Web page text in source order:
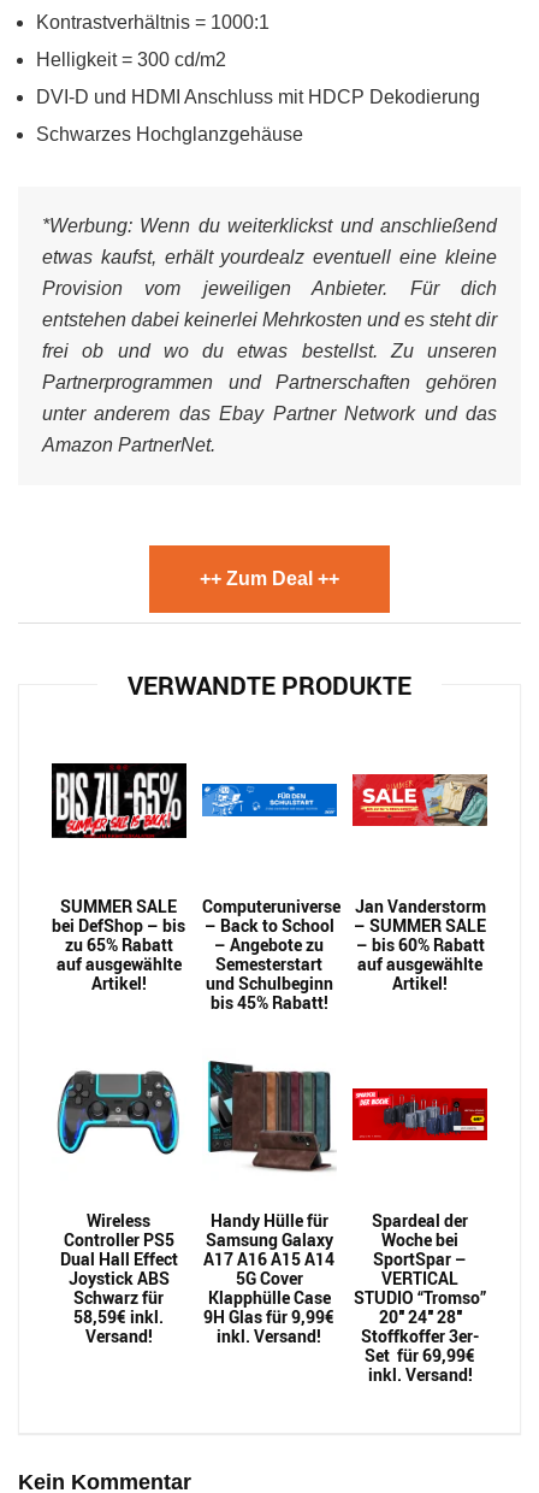
Kontrastverhältnis = 1000:1
Helligkeit = 300 cd/m2
DVI-D und HDMI Anschluss mit HDCP Dekodierung
Schwarzes Hochglanzgehäuse
*Werbung: Wenn du weiterklickst und anschließend
etwas kaufst, erhält yourdealz eventuell eine kleine
Provision vom jeweiligen Anbieter. Für dich
entstehen dabei keinerlei Mehrkosten und es steht dir
frei ob und wo du etwas bestellst. Zu unseren
Partnerprogrammen und Partnerschaften gehören
unter anderem das Ebay Partner Network und das
Amazon PartnerNet.
++ Zum Deal ++
VERWANDTE PRODUKTE
SUMMER SALE
bei DefShop – bis
zu 65% Rabatt
auf ausgewählte
Artikel!
Computeruniverse
– Back to School
– Angebote zu
Semesterstart
und Schulbeginn
bis 45% Rabatt!
Jan Vanderstorm
– SUMMER SALE
– bis 60% Rabatt
auf ausgewählte
Artikel!
Wireless
Controller PS5
Dual Hall Effect
Joystick ABS
Schwarz für
58,59€ inkl.
Versand!
Handy Hülle für
Samsung Galaxy
A17 A16 A15 A14
5G Cover
Klapphülle Case
9H Glas für 9,99€
inkl. Versand!
Spardeal der
Woche bei
SportSpar –
VERTICAL
STUDIO “Tromso”
20″ 24″ 28″
Stoffkoffer 3er-
Set für 69,99€
inkl. Versand!
Kein Kommentar